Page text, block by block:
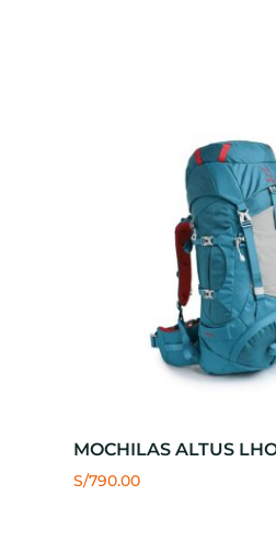
MOCHILAS ALTUS
S/790.00